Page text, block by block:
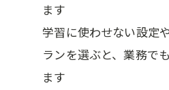
ます
学習に使わせない設定
ランを選ぶと、業務で
ます